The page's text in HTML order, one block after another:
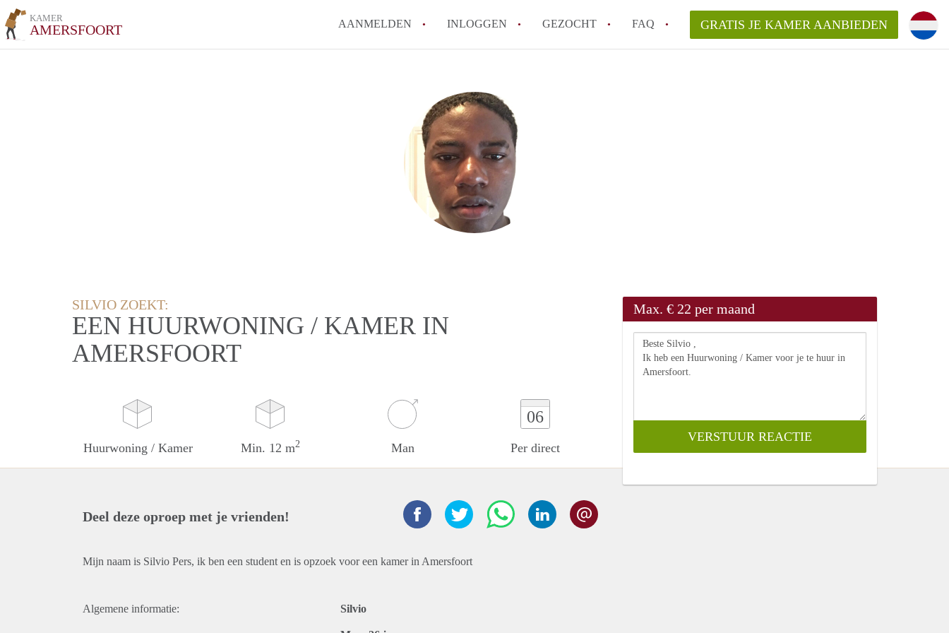
KAMER
AMERSFOORT AANMELDEN INLOGGEN GEZOCHT FAQ
Wat is de privacyverklaring van KamerAmersfoort?
Berekent KamerAmersfoort makelaarsvergoeding/bemiddelingsvergoeding?
Is KamerAmersfoort verantwoordelijk voor de aangeboden Kamer / Kamers
in Amersfoort?
Alle veelgestelde vragen
GRATIS JE KAMER AANBIEDEN
SILVIO ZOEKT:
EEN HUURWONING / KAMER IN
AMERSFOORT
Huurwoning / Kamer Min. 12 m2 Man
06
Per direct
Max. € 22 per maand
Deel deze oproep met je vrienden!
Mijn naam is Silvio Pers, ik ben een student en is opzoek voor een kamer in Amersfoort
Algemene informatie: Silvio